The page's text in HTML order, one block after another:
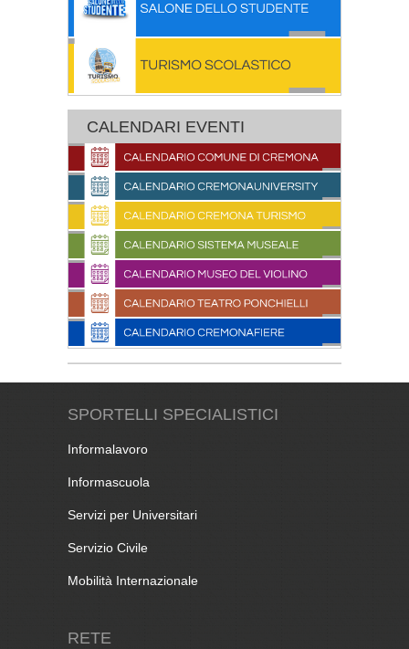
CALENDARI EVENTI
SPORTELLI SPECIALISTICI
Informalavoro
Informascuola
Servizi per Universitari
Servizio Civile
Mobilità Internazionale
RETE